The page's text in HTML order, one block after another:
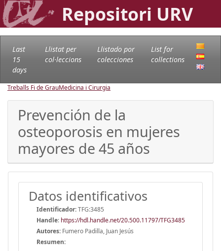
Repositori URV
Last
15
days
Llistat per
col·leccions
Llistado por
colecciones
List for
collections
Treballs Fi de GrauMedicina i Cirurgia
Prevención de la
osteoporosis en mujeres
mayores de 45 años
Datos identificativos
Identificador:TFG:3485
Handle: https://hdl.handle.net/20.500.11797/TFG3485
Autores: Fumero Padilla, Juan Jesús
Resumen: